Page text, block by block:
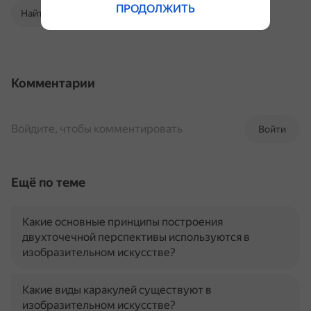
Найти в Поиске
Комментарии
Войти
Войдите, чтобы комментировать
Ещё по теме
Какие основные принципы построения
двухточечной перспективы используются в
изобразительном искусстве?
Какие виды каракулей существуют в
изобразительном искусстве?
ПРОДОЛЖИТЬ